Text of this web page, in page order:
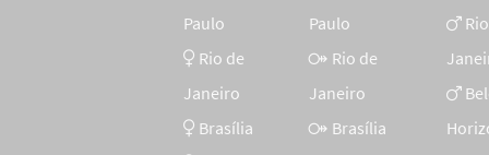
Paulo
Rio de
Janeiro
Brasília
Paulo
Rio de
Janeiro
Brasília